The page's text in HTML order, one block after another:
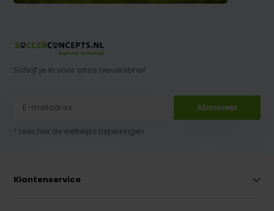
Schrijf je in voor onze nieuwsbrief
Abonneer
* Lees hier de wettelijke beperkingen
Klantenservice